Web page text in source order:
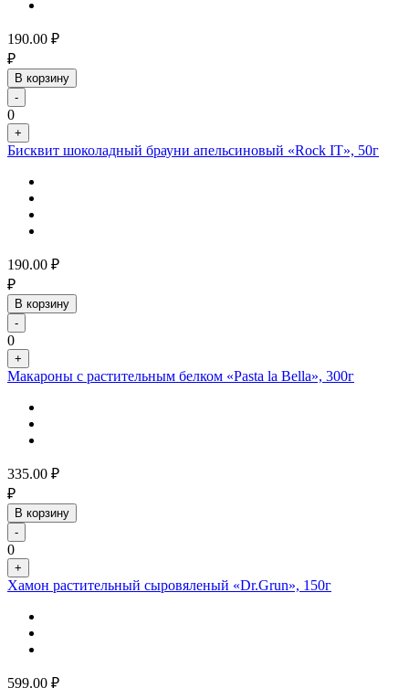
190.00 ₽
₽
В корзину
-
0
+
Бисквит шоколадный брауни апельсиновый «Rock IT», 50г
190.00 ₽
₽
В корзину
-
0
+
Макароны с растительным белком «Pasta la Bella», 300г
335.00 ₽
₽
В корзину
-
0
+
Хамон растительный сыровяленый «Dr.Grun», 150г
599.00 ₽